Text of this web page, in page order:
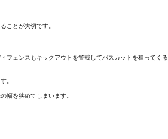
ことが大切です。
ェンスもキックアウトを警戒してパスカットを狙ってくる
。
幅を狭めてしまいます。